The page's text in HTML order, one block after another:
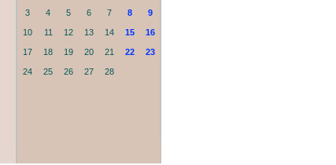
3 4 5 6 7 8 9
10 11 12 13 14 15 16
17 18 19 20 21 22 23
24 25 26 27 28